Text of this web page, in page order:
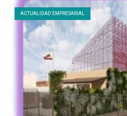
ACTUALIDAD EMPRESARIAL